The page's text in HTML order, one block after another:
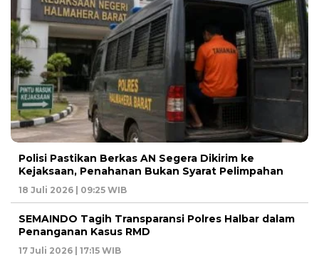
Polisi Pastikan Berkas AN Segera Dikirim ke
Kejaksaan, Penahanan Bukan Syarat Pelimpahan
18 Juli 2026 | 09:25 WIB
SEMAINDO Tagih Transparansi Polres Halbar dalam
Penanganan Kasus RMD
17 Juli 2026 | 17:15 WIB